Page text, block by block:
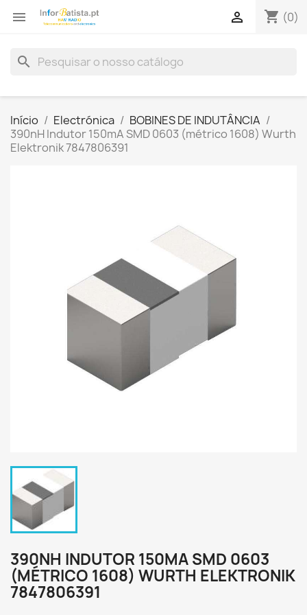
 shopping_cart (0)

search
Início Electrónica
BOBINES DE INDUTÂNCIA
390nH Indutor 150mA SMD 0603 (métrico 1608) Wurth
Elektronik 7847806391
390NH INDUTOR 150MA SMD 0603
(MÉTRICO 1608) WURTH ELEKTRONIK
7847806391